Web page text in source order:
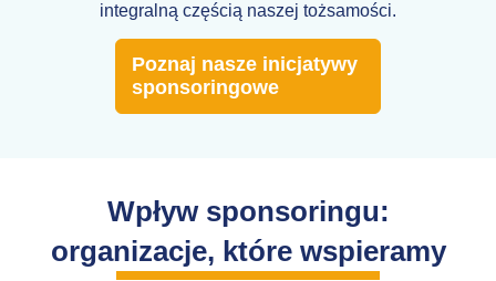
integralną częścią naszej tożsamości.
Poznaj nasze inicjatywy
sponsoringowe
Wpływ sponsoringu:
organizacje, które wspieramy